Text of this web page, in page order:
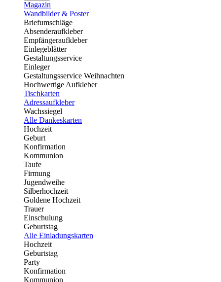
Magazin
Wandbilder & Poster
Briefumschläge
Absenderaufkleber
Empfängeraufkleber
Einlegeblätter
Gestaltungsservice
Einleger
Gestaltungsservice Weihnachten
Hochwertige Aufkleber
Tischkarten
Adressaufkleber
Wachssiegel
Alle Dankeskarten
Hochzeit
Geburt
Konfirmation
Kommunion
Taufe
Firmung
Jugendweihe
Silberhochzeit
Goldene Hochzeit
Trauer
Einschulung
Geburtstag
Alle Einladungskarten
Hochzeit
Geburtstag
Party
Konfirmation
Kommunion